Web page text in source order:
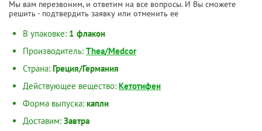
Мы вам перезвоним, и ответим на все вопросы. И Вы сможете
решить - подтвердить заявку или отменить ее
В упаковке: 1 флакон
Производитель: Thea/Medcor
Страна: Греция/Германия
Действующее вещество: Кетотифен
Форма выпуска: капли
Доставим: Завтра